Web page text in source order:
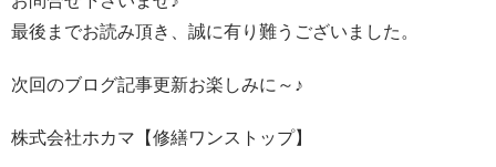
最後までお読み頂き、誠に有り難うございました。
次回のブログ記事更新お楽しみに～ ♪
株式会社ホカマ【修繕ワンストップ】